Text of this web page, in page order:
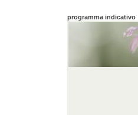
programma indicativo